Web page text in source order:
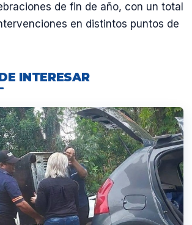
de fin de año, con un total
en distintos puntos de
INTERESAR